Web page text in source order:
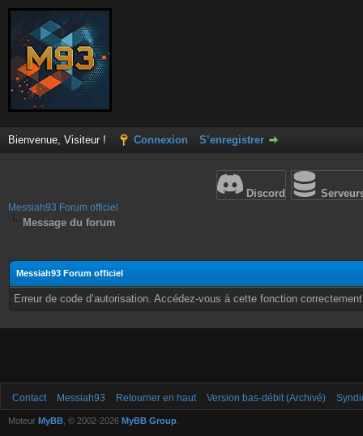
Bienvenue, Visiteur ! Connexion S’enregistrer
Discord
Messiah93 Forum officiel
Message du forum
Messiah93 Forum officiel
Erreur de code d’autorisation. Accédez-vous à cette fonction
Contact Messiah93 Retourner en haut Version bas-débit (Archivé)
Moteur MyBB , © 2002-2026 MyBB Group